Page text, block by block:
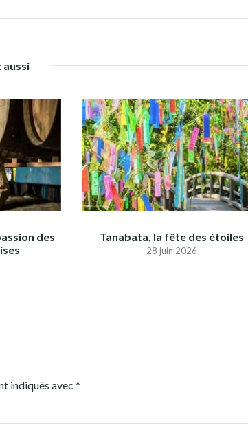
aussi
des
Tanabata, la fête des étoiles
28 juin 2026
indiqués avec *